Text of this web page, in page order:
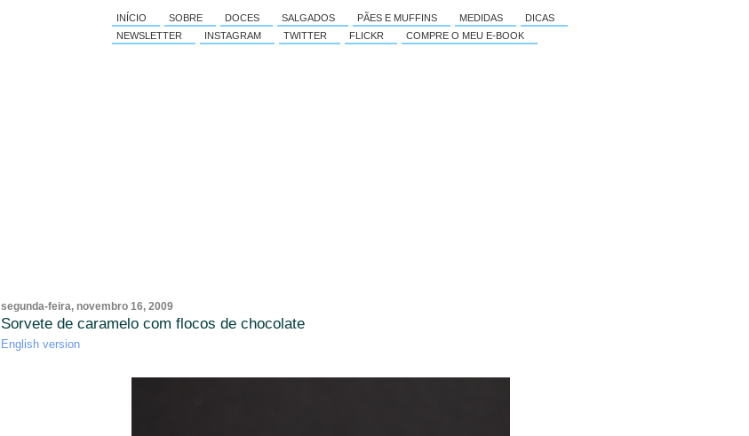
INÍCIO SOBRE DOCES SALGADOS PÃES E MUFFINS MEDIDAS
DICAS
NEWSLETTER
INSTAGRAM TWITTER FLICKR COMPRE O MEU E-BOOK
segunda-feira, novembro 16, 2009
Sorvete de caramelo com flocos de chocolate
English version